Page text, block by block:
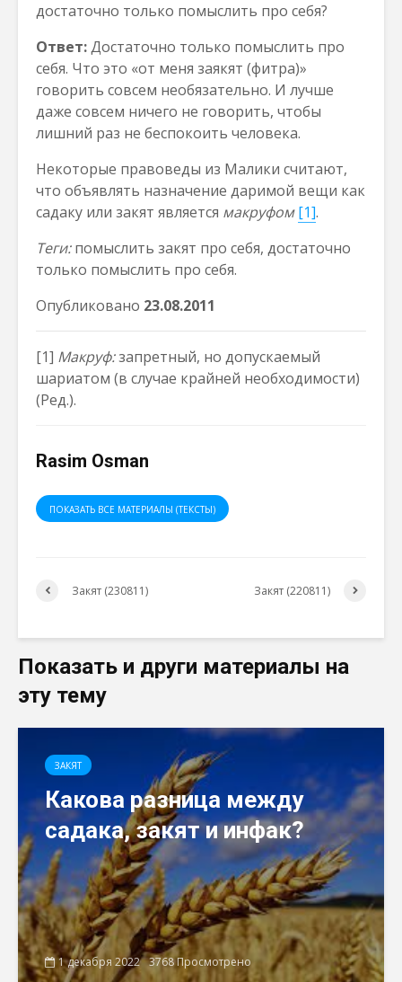
достаточно только помыслить про себя?
Ответ:Достаточно только помыслить про
себя. Что это «от меня заякят (фитра)»
говорить совсем необязательно. И лучше
даже совсем ничего не говорить, чтобы
лишний раз не беспокоить человека.
Некоторые правоведы из Малики считают,
что объявлять назначение даримой вещи как
садаку или закят является макруфом [1].
Теги:помыслить закят про себя, достаточно
только помыслить про себя.
Опубликовано 23.08.2011
[1] Макруф:запретный, но допускаемый
шариатом (в случае крайней необходимости)
(Ред.).
Rasim Osman
ПОКАЗАТЬ ВСЕ МАТЕРИАЛЫ (ТЕКСТЫ)
Закят (230811) Закят (220811)
Показать и други материалы на
эту тему
ЗАКЯТ
Какова разница между
садака, закят и инфак?
1 декабря 2022 3768 Просмотрено